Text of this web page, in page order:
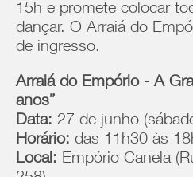
15h e promete colocar
dançar. O Arraiá do
de ingresso.
Arraiá do Empório - A
anos”
Data: 27 de junho
Horário: das 11h30 às
Local: Empório Canela